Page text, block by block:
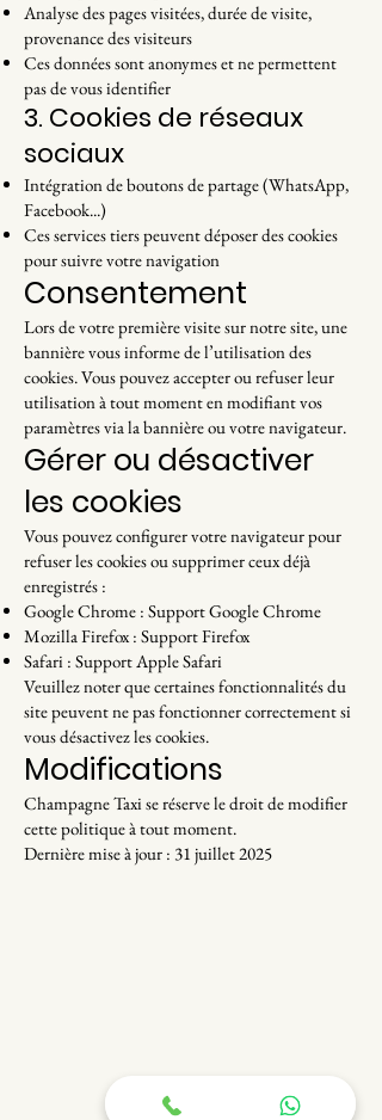
Analyse des pages visitées, durée de visite,
provenance des visiteurs
Ces données sont anonymes et ne permettent
pas de vous identifier
3. Cookies de réseaux
sociaux
Intégration de boutons de partage (WhatsApp,
Facebook...)
Ces services tiers peuvent déposer des cookies
pour suivre votre navigation
Consentement
Lors de votre première visite sur notre site, une
bannière vous informe de l’utilisation des
cookies. Vous pouvez accepter ou refuser leur
utilisation à tout moment en modifiant vos
paramètres via la bannière ou votre navigateur.
Gérer ou désactiver
les cookies
Vous pouvez configurer votre navigateur pour
refuser les cookies ou supprimer ceux déjà
enregistrés :
Google Chrome : Support Google Chrome
Mozilla Firefox : Support Firefox
Safari : Support Apple Safari
Veuillez noter que certaines fonctionnalités du
site peuvent ne pas fonctionner correctement si
vous désactivez les cookies.
Modifications
Champagne Taxi se réserve le droit de modifier
cette politique à tout moment.
Dernière mise à jour : 31 juillet 2025